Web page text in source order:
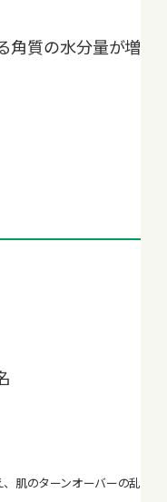
角質の水分量が増
肌のターンオーバーの乱